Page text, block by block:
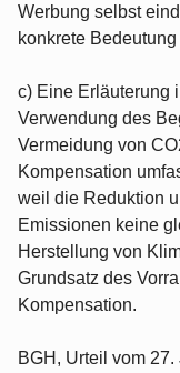
Werbung selbst
konkrete
c) Eine Erläuterung
Verwendung des
Vermeidung von
Kompensation
weil die Reduktion
Emissionen keine
Herstellung von
Grundsatz des
Kompensation.
BGH, Urteil vom